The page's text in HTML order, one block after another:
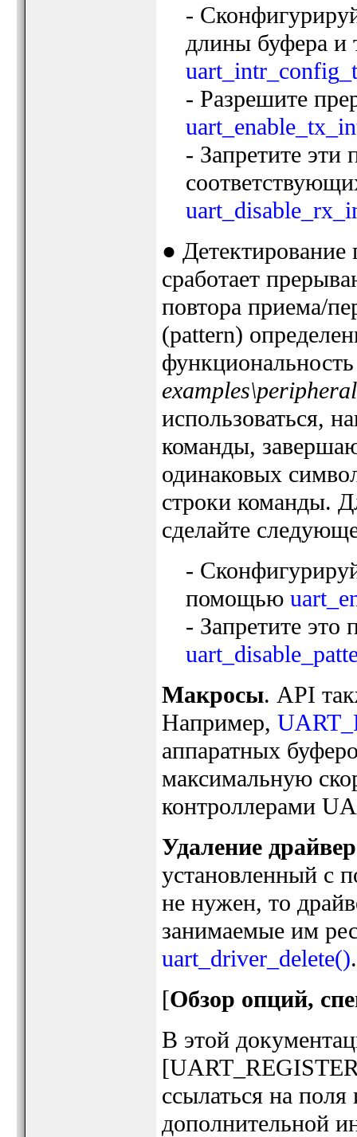
-
длины буфера и
uart_intr_config_t
- Разрешите
- Запретите эти
● Детектирование
сработает
повтора приема/
(pattern)
использоваться,
команды,
одинаковых
строки команды.
сделайте
-
помощью
- Запретите
Макросы. API
Нaпример,
аппаратных
максимальную
контроллерами
Удаление
установленный с
не нужен, то
занимаемые им
uart_driver_delete().
[Обзор опций,
В этой
ссылаться на
дополнительной